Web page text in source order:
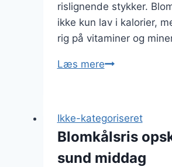
rislignende stykker.
ikke kun lav i kalorier,
rig på vitaminer og
Læs mereBlomkålsris
grøntsager
til
frokost
Ikke-kategoriseret
Blomkålsris
sund middag